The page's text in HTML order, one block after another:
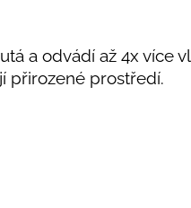
a odvádí až 4x více
přirozené prostředí.